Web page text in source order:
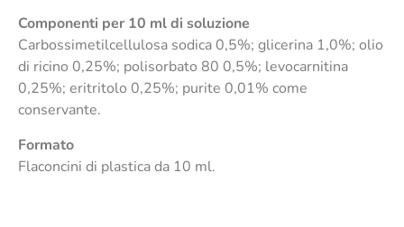
Componenti per 10 ml di soluzione
Carbossimetilcellulosa sodica 0,5%; glicerina 1,0%; olio
di ricino 0,25%; polisorbato 80 0,5%; levocarnitina
0,25%; eritritolo 0,25%; purite 0,01% come
conservante.
Formato
Flaconcini di plastica da 10 ml.